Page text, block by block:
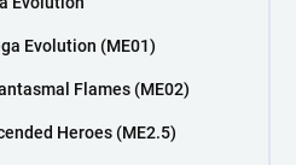
Evolution (ME01)
Flames (ME02)
Heroes (ME2.5)